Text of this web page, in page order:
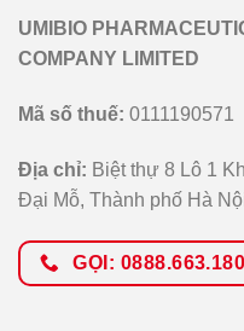
UMIBIO
COMPANY LIMITED
Mã số thuế: 0111190571
Địa chỉ: Biệt thự 8 Lô 1
Đại Mỗ, Thành phố Hà
GỌI: 0888.663.180